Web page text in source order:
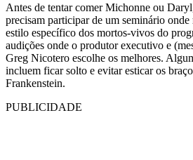
Antes de tentar comer Michonne ou
precisam participar de um seminário onde
estilo específico dos mortos-vivos do
audições onde o produtor executivo e
Greg Nicotero escolhe os melhores.
incluem ficar solto e evitar esticar os
Frankenstein.
PUBLICIDADE